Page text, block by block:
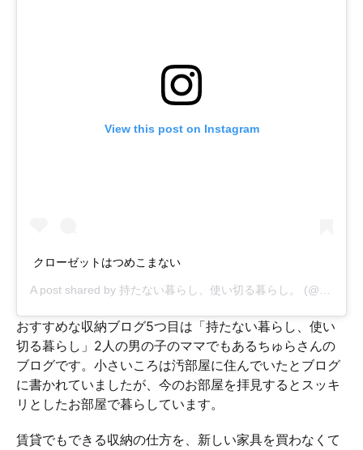
View this post on Instagram
クローゼットはつめこまない
A post shared by 持たない暮らし、使い切る暮らし。 (@chura0358) on
おすすめな収納ブログ5つ目は「持たない暮らし、使い
切る暮らし」2人の男の子のママでもあるちゅらさんの
ブログです。小さいころは汚部屋に住んでいたとブログ
に書かれていましたが、今のお部屋を拝見するとスッキ
リとしたお部屋で暮らしています。
賃貸でもできる収納の仕方を、新しい家具を買わなくて